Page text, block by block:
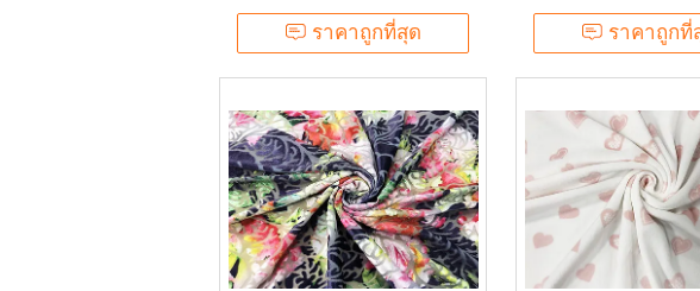
ราคาถูกที่สุด ราคาถูกที่